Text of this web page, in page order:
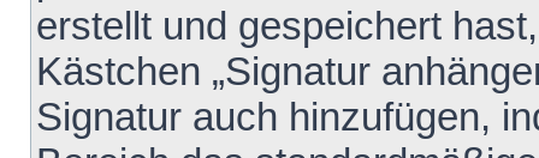
erstellt und gespeichert
Kästchen „Signatur
Signatur auch hinzufügen,